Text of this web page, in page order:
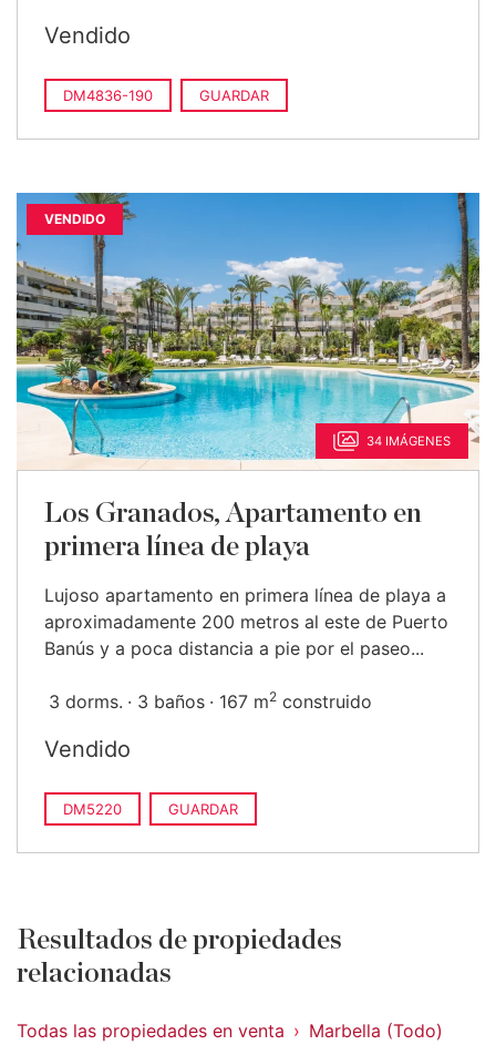
Vendido
DM4836-190 GUARDAR
VENDIDO
34 IMÁGENES
Los Granados, Apartamento en
primera línea de playa
Lujoso apartamento en primera línea de playa a
aproximadamente 200 metros al este de Puerto
Banús y a poca distancia a pie por el paseo...
3 dorms. 3 baños 167 m2 construido
Vendido
DM5220 GUARDAR
Resultados de propiedades
relacionadas
Todas las propiedades en venta
Marbella (Todo)